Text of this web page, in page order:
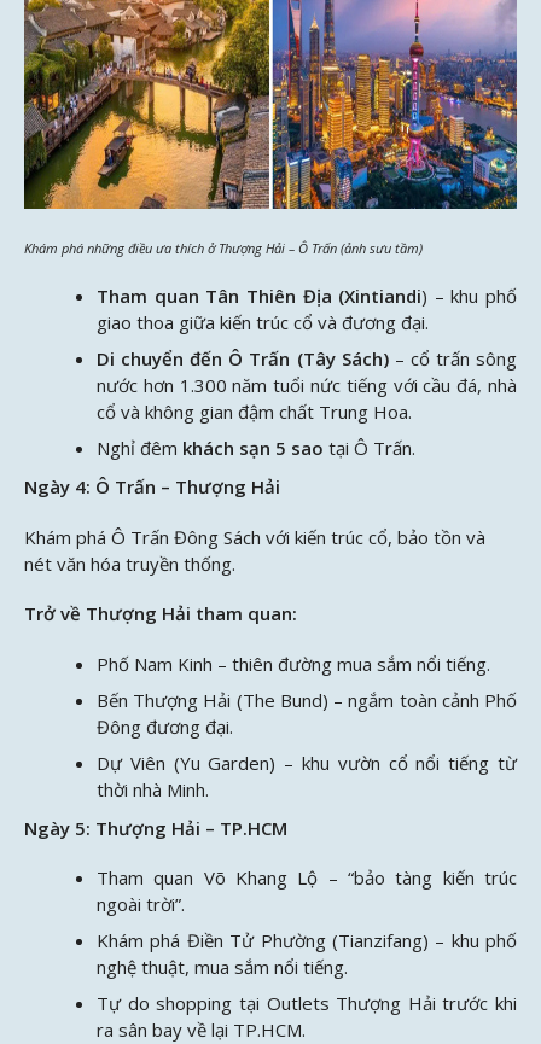
Khám phá những điều ưa thích ở Thượng Hải – Ô Trấn (ảnh sưu tầm)
Tham quan Tân Thiên Địa (Xintiandi) – khu phố
giao thoa giữa kiến trúc cổ và đương đại.
Di chuyển đến Ô Trấn (Tây Sách) – cổ trấn sông
nước hơn 1.300 năm tuổi nức tiếng với cầu đá, nhà
cổ và không gian đậm chất Trung Hoa.
Nghỉ đêm khách sạn 5 sao tại Ô Trấn.
Ngày 4: Ô Trấn – Thượng Hải
Khám phá Ô Trấn Đông Sách với kiến trúc cổ, bảo tồn và
nét văn hóa truyền thống.
Trở về Thượng Hải tham quan:
Phố Nam Kinh – thiên đường mua sắm nổi tiếng.
Bến Thượng Hải (The Bund) – ngắm toàn cảnh Phố
Đông đương đại.
Dự Viên (Yu Garden) – khu vườn cổ nổi tiếng từ
thời nhà Minh.
Ngày 5: Thượng Hải – TP.HCM
Tham quan Võ Khang Lộ – “bảo tàng kiến trúc
ngoài trời”.
Khám phá Điền Tử Phường (Tianzifang) – khu phố
nghệ thuật, mua sắm nổi tiếng.
Tự do shopping tại Outlets Thượng Hải trước khi
ra sân bay về lại TP.HCM.